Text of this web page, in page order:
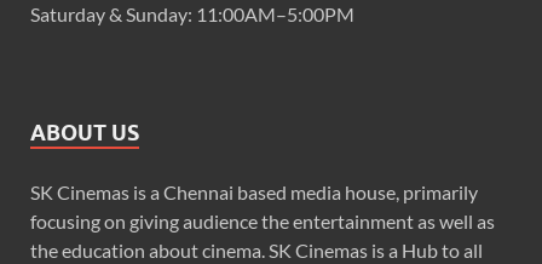
Saturday & Sunday: 11:00AM–5:00PM
ABOUT US
SK Cinemas is a Chennai based media house, primarily
focusing on giving audience the entertainment as well as
the education about cinema. SK Cinemas is a Hub to all